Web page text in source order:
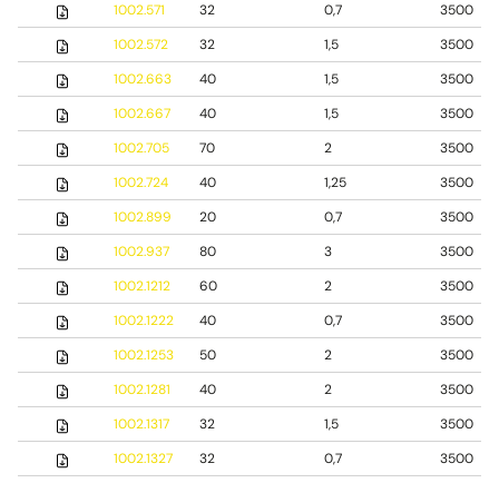
1002.571
32 0,7
3500
1002.572
32 1,5
3500
1002.663
40 1,5
3500
1002.667
40 1,5
3500
1002.705
70 2
3500
1002.724
40 1,25
3500
1002.899
20 0,7
3500
1002.937
80 3
3500
1002.1212
60 2
3500
1002.1222
40 0,7
3500
1002.1253
50 2
3500
1002.1281
40 2
3500
1002.1317
32 1,5
3500
1002.1327
32 0,7
3500